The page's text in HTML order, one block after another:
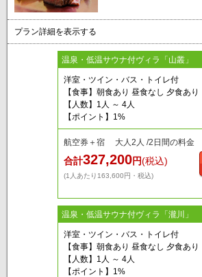
プラン詳細を表示する
温泉・低温サウナ付ヴィラ「山叢」
洋室・ツイン・バス・トイレ付
【食事】朝食あり 昼食なし 夕食あり
【人数】1人 ～ 4人
【ポイント】1%
航空券＋宿 大人2人 /2日間の料金
合計327,200円(税込)
(1人あたり163,600円・税込)
温泉・低温サウナ付ヴィラ「瀧川」
洋室・ツイン・バス・トイレ付
【食事】朝食あり 昼食なし 夕食あり
【人数】1人 ～ 4人
【ポイント】1%